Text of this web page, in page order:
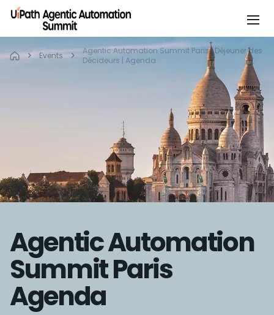
Events
Agentic Automation Summit Paris | Déjeuner des
Décideurs | Agenda
Agentic Automation
Summit Paris
Agenda